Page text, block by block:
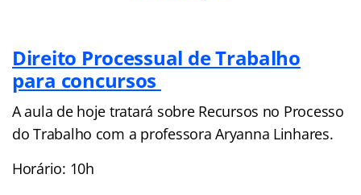
Direito Processual de Trabalho
para concursos
A aula de hoje tratará sobre Recursos no Processo
do Trabalho com a professora Aryanna Linhares.
Horário: 10h